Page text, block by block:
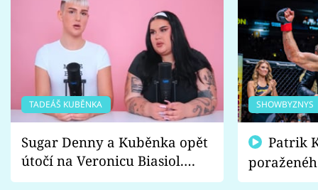
TADEÁŠ KUBĚNKA
Sugar Denny a Kuběnka opět
útočí na Veronicu Biasiol.
Proč je podle nich falešná a
SHOWBYZNYS
fanoušci